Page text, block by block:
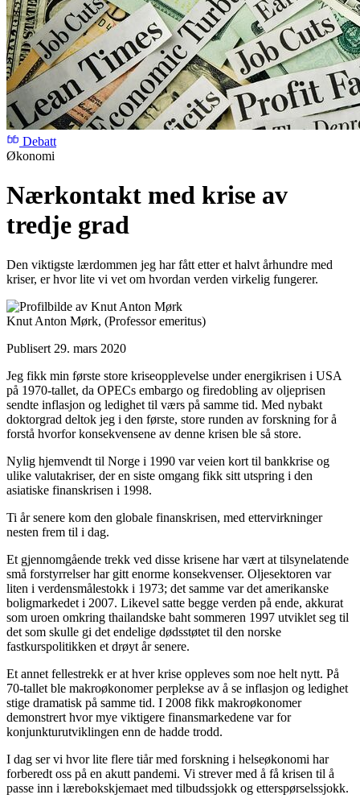
Debatt
Økonomi
Nærkontakt med krise av
tredje grad
Den viktigste lærdommen jeg har fått etter et halvt århundre med
kriser, er hvor lite vi vet om hvordan verden virkelig fungerer.
Knut Anton Mørk, (Professor emeritus)
Publisert 29. mars 2020
Jeg fikk min første store kriseopplevelse under energikrisen i USA
på 1970-tallet, da OPECs embargo og firedobling av oljeprisen
sendte inflasjon og ledighet til værs på samme tid. Med nybakt
doktorgrad deltok jeg i den første, store runden av forskning for å
forstå hvorfor konsekvensene av denne krisen ble så store.
Nylig hjemvendt til Norge i 1990 var veien kort til bankkrise og
ulike valutakriser, der en siste omgang fikk sitt utspring i den
asiatiske finanskrisen i 1998.
Ti år senere kom den globale finanskrisen, med ettervirkninger
nesten frem til i dag.
Et gjennomgående trekk ved disse krisene har vært at tilsynelatende
små forstyrrelser har gitt enorme konsekvenser. Oljesektoren var
liten i verdensmålestokk i 1973; det samme var det amerikanske
boligmarkedet i 2007. Likevel satte begge verden på ende, akkurat
som uroen omkring thailandske baht sommeren 1997 utviklet seg til
det som skulle gi det endelige dødsstøtet til den norske
fastkurspolitikken et drøyt år senere.
Et annet fellestrekk er at hver krise oppleves som noe helt nytt. På
70-tallet ble makroøkonomer perplekse av å se inflasjon og ledighet
stige dramatisk på samme tid. I 2008 fikk makroøkonomer
demonstrert hvor mye viktigere finansmarkedene var for
konjunkturutviklingen enn de hadde trodd.
I dag ser vi hvor lite flere tiår med forskning i helseøkonomi har
forberedt oss på en akutt pandemi. Vi strever med å få krisen til å
passe inn i lærebokskjemaet med tilbudssjokk og etterspørselssjokk.